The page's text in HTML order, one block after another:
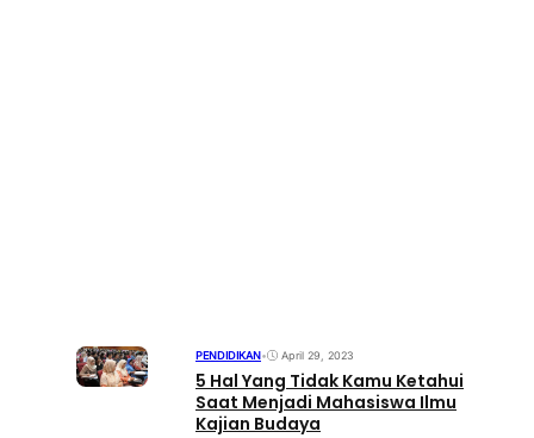
PENDIDIKAN• April 29, 2023
5 Hal Yang Tidak Kamu Ketahui
Saat Menjadi Mahasiswa Ilmu
Kajian Budaya